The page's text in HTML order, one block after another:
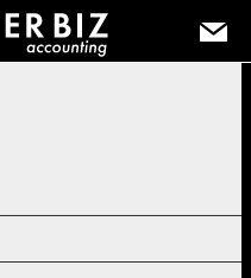
ウトソーシングして月次決算
ンター化 を目指して